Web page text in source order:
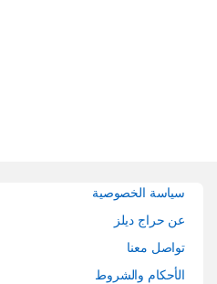
سياسة الخصوصية
عن حراج ديلز
تواصل معنا
الأحكام والشروط